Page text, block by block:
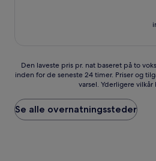
Den
laveste
pr.
nat
baseret
Den laveste pris pr. nat baseret på to
inden for de seneste 24 timer. Priser og
varsel. Yderligere
Se alle overnatningssteder